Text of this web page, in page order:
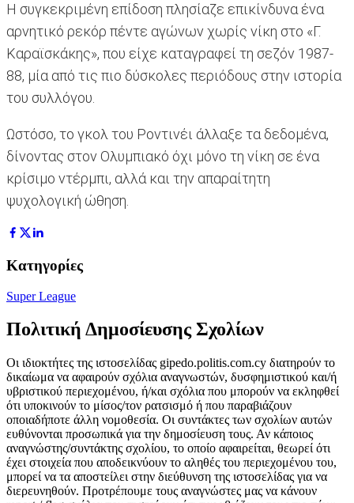
Η συγκεκριμένη επίδοση πλησίαζε επικίνδυνα ένα
αρνητικό ρεκόρ πέντε αγώνων χωρίς νίκη στο «Γ.
Καραϊσκάκης», που είχε καταγραφεί τη σεζόν 1987-
88, μία από τις πιο δύσκολες περιόδους στην ιστορία
του συλλόγου.
Ωστόσο, το γκολ του Ροντινέι άλλαξε τα δεδομένα,
δίνοντας στον Ολυμπιακό όχι μόνο τη νίκη σε ένα
κρίσιμο ντέρμπι, αλλά και την απαραίτητη
ψυχολογική ώθηση.
Κατηγορίες
Super League
Πολιτική Δημοσίευσης Σχολίων
Οι ιδιοκτήτες της ιστοσελίδας gipedo.politis.com.cy διατηρούν το
δικαίωμα να αφαιρούν σχόλια αναγνωστών, δυσφημιστικού και/ή
υβριστικού περιεχομένου, ή/και σχόλια που μπορούν να εκληφθεί
ότι υποκινούν το μίσος/τον ρατσισμό ή που παραβιάζουν
οποιαδήποτε άλλη νομοθεσία. Οι συντάκτες των σχολίων αυτών
ευθύνονται προσωπικά για την δημοσίευση τους. Αν κάποιος
αναγνώστης/συντάκτης σχολίου, το οποίο αφαιρείται, θεωρεί ότι
έχει στοιχεία που αποδεικνύουν το αληθές του περιεχομένου του,
μπορεί να τα αποστείλει στην διεύθυνση της ιστοσελίδας για να
διερευνηθούν. Προτρέπουμε τους αναγνώστες μας να κάνουν